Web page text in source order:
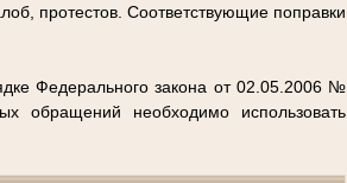
протестов. Соответствующие поправки
Федерального закона от 02.05.2006 №
обращений необходимо использовать